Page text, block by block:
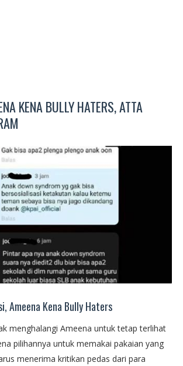
KENA BULLY HATERS, ATTA
Ameena Kena Bully Haters
menghalangi Ameena untuk tetap terlihat
pilihannya untuk memakai pakaian yang
menerima kritikan pedas dari para